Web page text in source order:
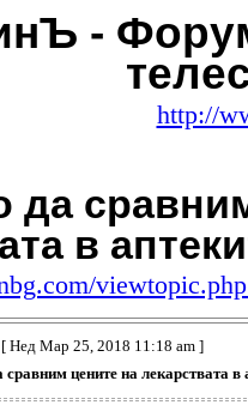
-
http://
да
в
Нед Мар 25, 2018 11:18 am ]
сравним цените на лекарствата в